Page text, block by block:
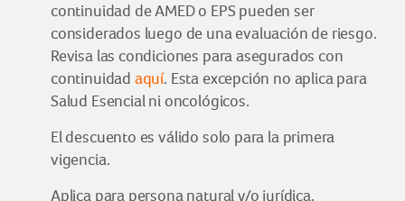
continuidad de AMED o EPS pueden ser
considerados luego de una evaluación de riesgo.
Revisa las condiciones para asegurados con
continuidad aquí. Esta excepción no aplica para
Salud Esencial ni oncológicos.
El descuento es válido solo para la primera
vigencia.
Aplica para persona natural y/o jurídica.